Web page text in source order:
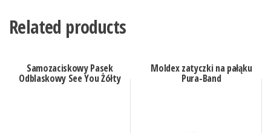
Related products
Samozaciskowy Pasek
Odblaskowy See You Żółty
Moldex zatyczki na pałąku
Pura-Band